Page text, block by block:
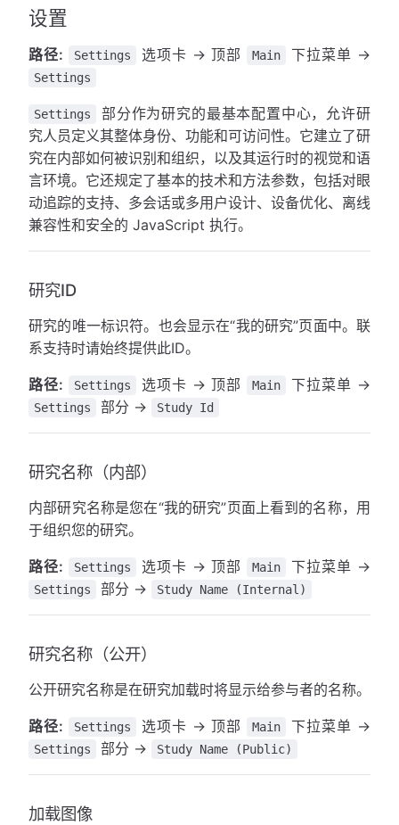
设置
路径: Settings 选项卡 → 顶部 Main 下拉菜单 →
Settings
Settings
部分作为研究的最基本配置中心，允许研
究人员定义其整体身份、功能和可访问性。它建立了研
究在内部如何被识别和组织，以及其运行时的视觉和语
言环境。它还规定了基本的技术和方法参数，包括对眼
动追踪的支持、多会话或多用户设计、设备优化、离线
兼容性和安全的 JavaScript 执行。
研究ID
研究的唯一标识符。也会显示在“我的研究”页面中。联
系支持时请始终提供此ID。
路径: Settings 选项卡 → 顶部 Main 下拉菜单 →
Settings 部分 → Study Id
研究名称（内部）
内部研究名称是您在“我的研究”页面上看到的名称，用
于组织您的研究。
路径: Settings 选项卡 → 顶部 Main 下拉菜单 →
Settings 部分 → Study Name (Internal)
研究名称（公开）
公开研究名称是在研究加载时将显示给参与者的名称。
路径: Settings 选项卡 → 顶部 Main 下拉菜单 →
Settings 部分 → Study Name (Public)
加载图像